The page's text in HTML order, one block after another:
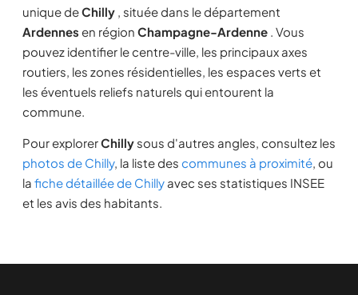
unique deChilly , située dans le département
Ardennes en région Champagne-Ardenne . Vous
pouvez identifier le centre-ville, les principaux axes
routiers, les zones résidentielles, les espaces verts et
les éventuels reliefs naturels qui entourent la
commune.
Pour explorerChilly sous d'autres angles, consultez les
photos de Chilly, la liste des communes à proximité, ou
la fiche détaillée de Chilly avec ses statistiques INSEE
et les avis des habitants.